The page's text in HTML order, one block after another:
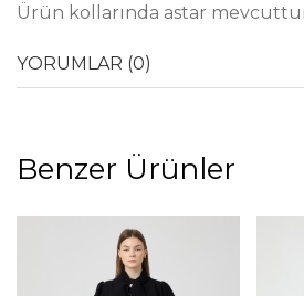
Ürün kollarında astar
YORUMLAR (0)
Benzer Ürünler